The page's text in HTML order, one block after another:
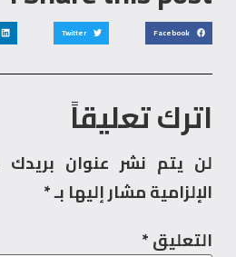
Facebook
Twitter
اترك تعليقاً
لن يتم نشر عنوان بريدك
الإلزامية مشار إليها بـ *
التعليق*